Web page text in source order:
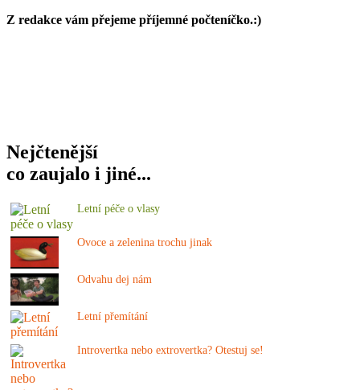
Z redakce vám přejeme příjemné počteníčko.:)
Nejčtenější
co zaujalo i jiné...
Letní péče o vlasy
Ovoce a zelenina trochu jinak
Odvahu dej nám
Letní přemítání
Introvertka nebo extrovertka? Otestuj se!